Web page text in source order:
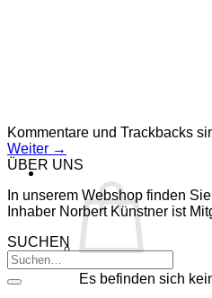
Es befinden sich
Kommentare und Trackbacks
Weiter →
ÜBER UNS
In unserem Webshop finden
Inhaber Norbert Künstner ist
SUCHEN